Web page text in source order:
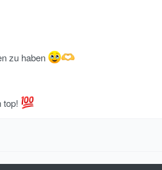
zu haben
top!